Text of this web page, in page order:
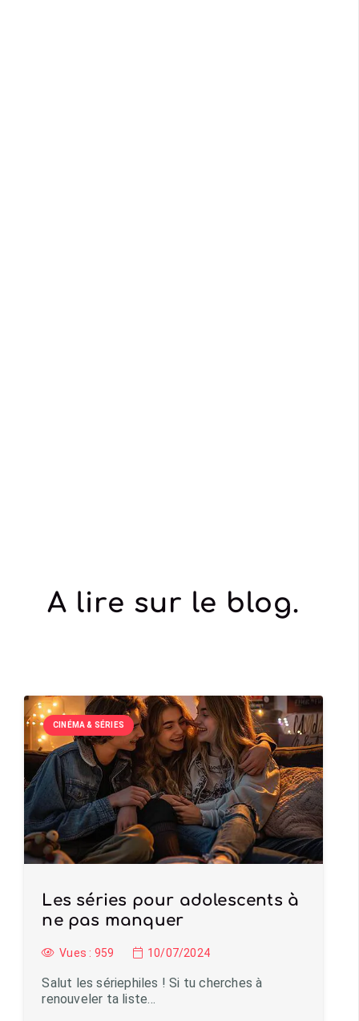
A lire sur le blog.
CINÉMA & SÉRIES
Les séries pour adolescents à
ne pas manquer
Vues : 959 10/07/2024
Salut les sériephiles ! Si tu cherches à
renouveler ta liste…